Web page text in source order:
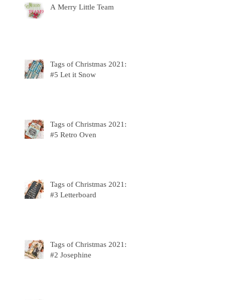
A Merry Little Team
Tags of Christmas 2021:
#5 Let it Snow
Tags of Christmas 2021:
#5 Retro Oven
Tags of Christmas 2021:
#3 Letterboard
Tags of Christmas 2021:
#2 Josephine